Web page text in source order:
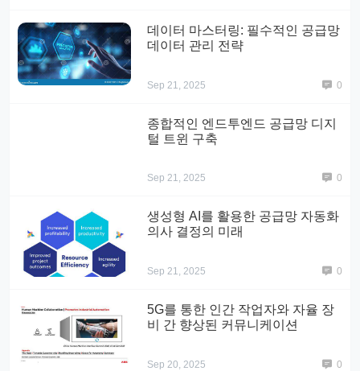
데이터 마스터링: 필수적인 공급망
데이터 관리 전략
Sep 21, 2025 0
종합적인 엔드투엔드 공급망 디지
털 트윈 구축
Sep 21, 2025 0
생성형 AI를 활용한 공급망 자동화
의사 결정의 미래
Sep 21, 2025 0
5G를 통한 인간 작업자와 자율 장
비 간 향상된 커뮤니케이션
Sep 20, 2025 0